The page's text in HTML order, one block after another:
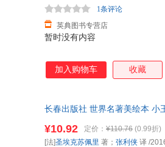
暂时没有内容
英典图书专营店
1条评论
加入购物车 收藏
长春出版社 世界名著美绘本 小
¥10.92 定价： ¥110.76 (0.99折)
[法]圣埃克苏佩里 著； 张利侠 译 /